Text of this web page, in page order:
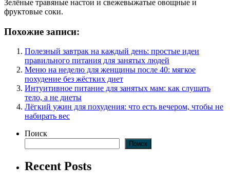
Зелёные травяные настои и свежевыжатые овощные и
фруктовые соки.
Похожие записи:
Полезный завтрак на каждый день: простые идеи
правильного питания для занятых людей
Меню на неделю для женщины после 40: мягкое
похудение без жёстких диет
Интуитивное питание для занятых мам: как слушать
тело, а не диеты
Лёгкий ужин для похудения: что есть вечером, чтобы не
набирать вес
Поиск
Поиск
Recent Posts